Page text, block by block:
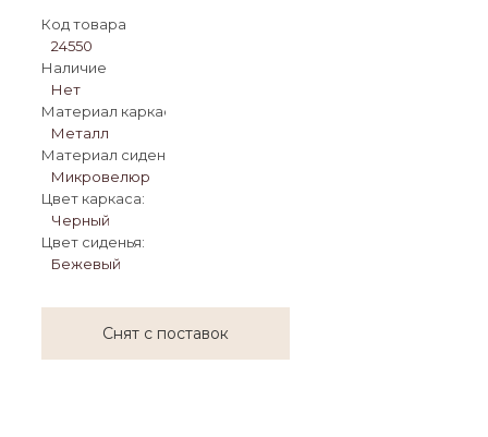
Код товара
24550
Наличие
Нет
Материал каркаса:
Металл
Материал сиденья:
Микровелюр
Цвет каркаса:
Черный
Цвет сиденья:
Бежевый
Снят с поставок